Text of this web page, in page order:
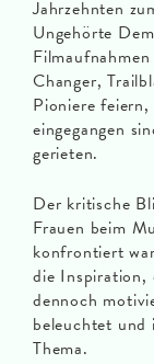
Jahrzehnten
Ungehörte
Changer,
Pioniere feiern,
eingegangen
gerieten.
Der kritische
Frauen beim
konfrontiert
die Inspiration,
dennoch
beleuchtet und
Thema.